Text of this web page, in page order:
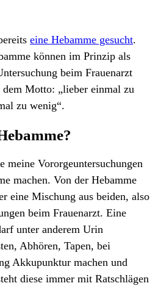
eine Hebamme gesucht.
können im Prinzip als
beim Frauenarzt
dem Motto: „lieber einmal zu
zu wenig“.
Vororgeuntersuchungen
machen. Von der Hebamme
eine Mischung aus beiden, also
beim Frauenarzt. Eine
unter anderem Urin
Abhören, Tapen, bei
Akkupunktur machen und
diese immer mit Ratschlägen